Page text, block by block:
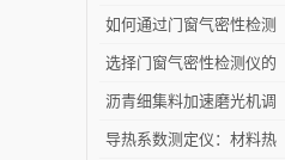
效率？
限，提升可能
如何通过门窗气密性检测
仪节能？
选择门窗气密性检测仪的
关键因素是什么？
沥青细集料加速磨光机调
试完毕紧急发货
导热系数测定仪：材料热